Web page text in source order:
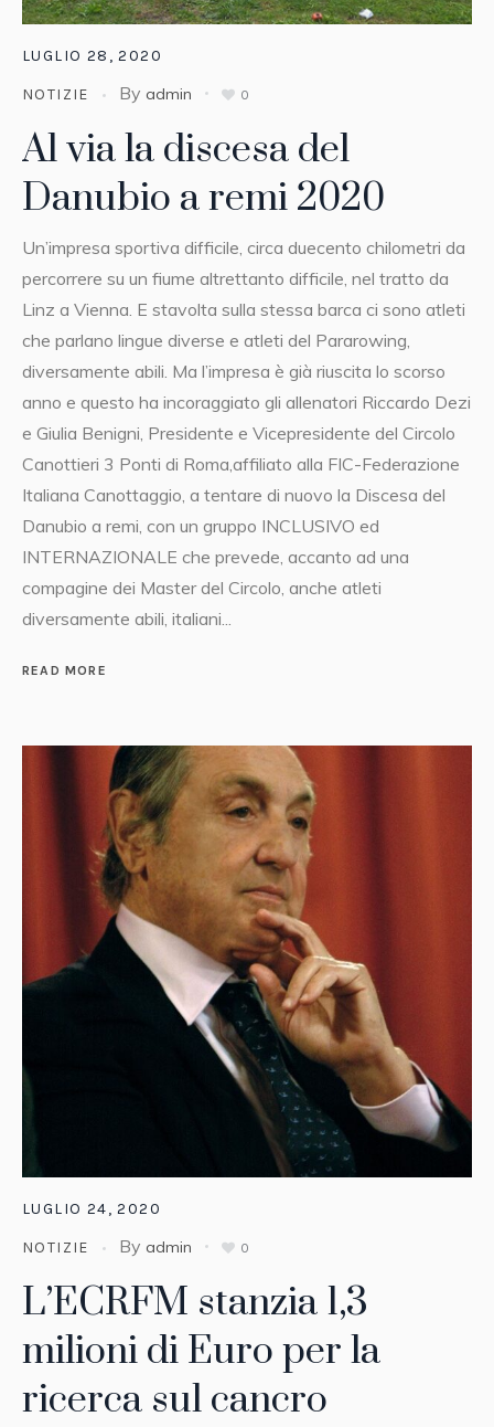
LUGLIO 28, 2020
NOTIZIE By admin 0
Al via la discesa del
Danubio a remi 2020
Un’impresa sportiva difficile, circa duecento chilometri da
percorrere su un fiume altrettanto difficile, nel tratto da
Linz a Vienna. E stavolta sulla stessa barca ci sono atleti
che parlano lingue diverse e atleti del Pararowing,
diversamente abili. Ma l’impresa è già riuscita lo scorso
anno e questo ha incoraggiato gli allenatori Riccardo Dezi
e Giulia Benigni, Presidente e Vicepresidente del Circolo
Canottieri 3 Ponti di Roma,affiliato alla FIC-Federazione
Italiana Canottaggio, a tentare di nuovo la Discesa del
Danubio a remi, con un gruppo INCLUSIVO ed
INTERNAZIONALE che prevede, accanto ad una
compagine dei Master del Circolo, anche atleti
diversamente abili, italiani...
READ MORE
LUGLIO 24, 2020
NOTIZIE By admin 0
L’ECRFM stanzia 1,3
milioni di Euro per la
ricerca sul cancro